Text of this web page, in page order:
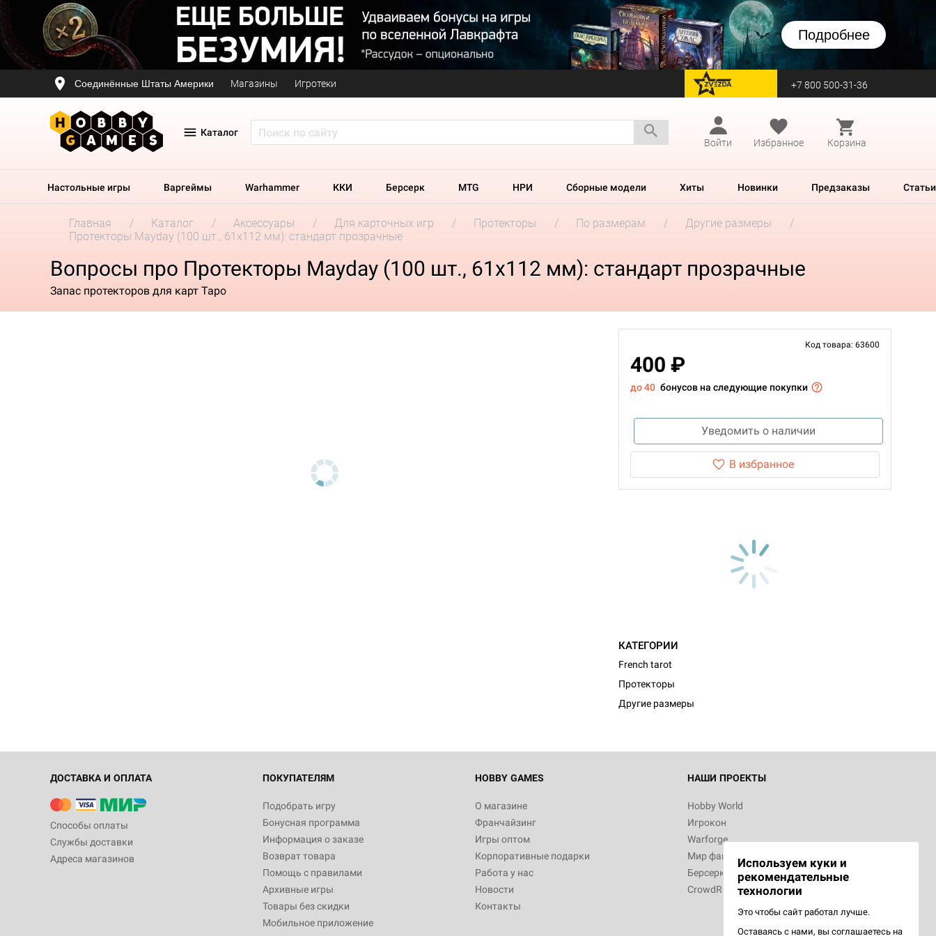
Подробнее
Соединённые Штаты Америки Магазины Игротеки перейти на Zvezda +7 800 500-31-36
Каталог
Войти
Избранное Корзина
Настольные игры Варгеймы Warhammer ККИ Берсерк MTG НРИ Сборные модели Хиты Новинки Предзаказы Статьи
Главная Каталог Аксессуары Для карточных игр Протекторы По размерам
Другие размеры
Протекторы Mayday (100 шт., 61x112 мм): стандарт прозрачные
Вопросы про Протекторы Mayday (100 шт., 61x112 мм): стандарт прозрачные
Запас протекторов для карт Таро
Код товара: 63600
400 ₽
до 40 бонусов на следующие покупки
Уведомить о наличии
В избранное
КАТЕГОРИИ
French tarot
Протекторы
Другие размеры
ДОСТАВКА И ОПЛАТА
Способы оплаты
Службы доставки
Адреса магазинов
ПОКУПАТЕЛЯМ
Подобрать игру
Бонусная программа
Информация о заказе
Возврат товара
Помощь с правилами
Архивные игры
Товары без скидки
Мобильное приложение
HOBBY GAMES
О магазине
Франчайзинг
Игры оптом
Корпоративные подарки
Работа у нас
Новости
Контакты
НАШИ ПРОЕКТЫ
Hobby World
Игрокон
Warforge
Мир фантастики
Берсерк
CrowdRepublic
Используем куки и
рекомендательные
технологии
Это чтобы сайт работал лучше.
Оставаясь с нами, вы соглашаетесь на